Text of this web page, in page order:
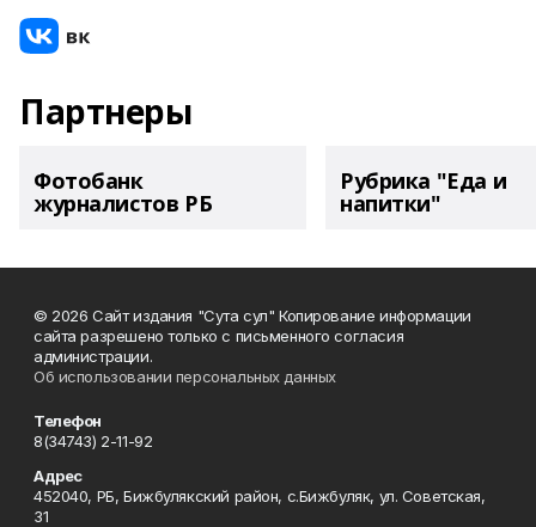
Партнеры
Фотобанк
журналистов РБ
Рубрика "Еда и
напитки"
© 2026 Сайт издания "Сута сул" Копирование информации
сайта разрешено только с письменного согласия
администрации.
Об использовании персональных данных
Телефон
8(34743) 2-11-92
Адрес
452040, РБ, Бижбулякский район, с.Бижбуляк, ул. Советская,
31